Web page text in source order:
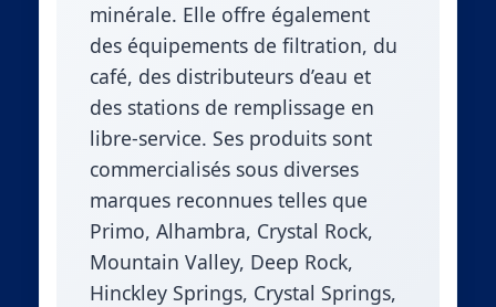
minérale. Elle offre également
des équipements de filtration, du
café, des distributeurs d’eau et
des stations de remplissage en
libre-service. Ses produits sont
commercialisés sous diverses
marques reconnues telles que
Primo, Alhambra, Crystal Rock,
Mountain Valley, Deep Rock,
Hinckley Springs, Crystal Springs,